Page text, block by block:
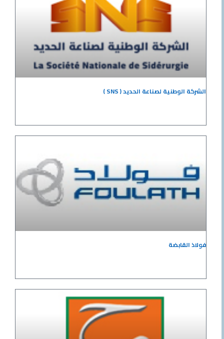
الشركة الوطنية لصناعة الحديد ( SNS )
فولاذ القابضة